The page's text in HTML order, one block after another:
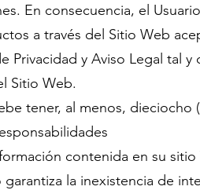
En consecuencia, el
a través del Sitio Web
y Aviso Legal tal y
Sitio Web.
tener, al menos, dieciocho
contenida en su
la inexistencia de